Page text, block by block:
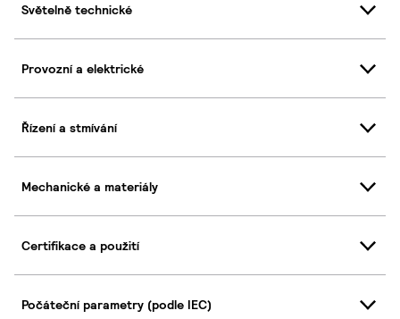
Světelně technické
Provozní a elektrické
Řízení a stmívání
Mechanické a materiály
Certifikace a použití
Počáteční parametry (podle IEC)